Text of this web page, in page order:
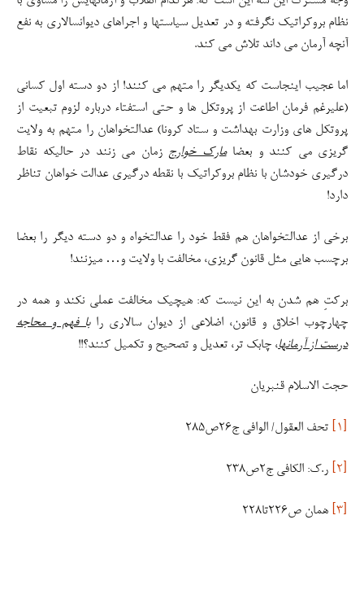
نظام بروکراتیک نگرفته و در تعدیل سیاستها و اجراهای دیوانسالاری به نفع
آنچه آرمان می داند تلاش می کند.
اما عجیب اینجاست که یکدیگر را متهم می کنند! از دو دسته اول کسانی
(علیرغم فرمان اطاعت از پروتکل ها و حتی استفتاء درباره لزوم تبعیت از
پروتکل های وزارت بهداشت و ستاد کرونا) عدالتخواهان را متهم به ولایت
گریزی می کنند و بعضامارک خوارج زمان می زنند در حالیکه نقاط
درگیری خودشان با نظام بروکراتیک با نقطه درگیری عدالت خواهان تناظر
دارد!
برخی از عدالتخواهان هم فقط خود را عدالتخواه و دو دسته دیگر را بعضا
برچسب هایی مثل قانون گریزی، مخالفت با ولایت و… میزنند!
برکتِ هم شدن به این نیست که: هیچیک مخالفت عملی نکند و همه در
چهارچوب اخلاق و قانون، اضلاعی از دیوان سالاری رابا فهم و محاجه
درست از آرمانها، چابک تر، تعدیل و تصحیح و تکمیل کنند؟!!
حجت الاسلام قنبریان
[۱] تحف العقول/ الوافی ج۲۶ص۲۸۵
[۲] ر.ک: الکافی ج۲ص۲۳۸
[۳] همان ص۲۲۶تا۲۲۸